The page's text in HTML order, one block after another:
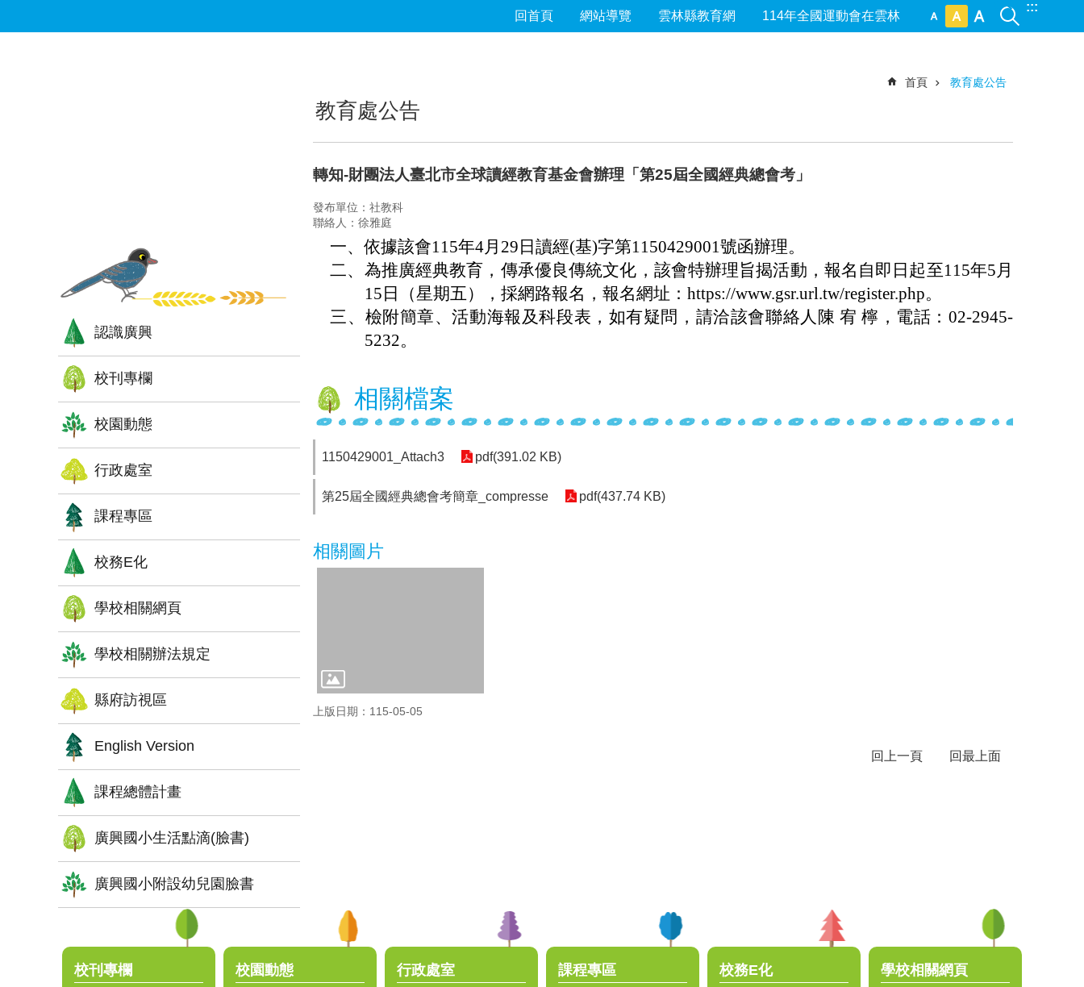
:::
回首頁 網站導覽 雲林縣教育網 114年全國運動會在雲林
認識廣興
校刊專欄
校園動態
行政處室
課程專區
校務E化
學校相關網頁
學校相關辦法規定
縣府訪視區
English Version
課程總體計畫
廣興國小生活點滴(臉書)
廣興國小附設幼兒園臉書
首頁 教育處公告
教育處公告
轉知-財團法人臺北市全球讀經教育基金會辦理「第25屆全國經典總會考」
發布單位：社教科
聯絡人：徐雅庭
一、依據該會115年4月29日讀經(基)字第1150429001號函辦理。
二、 為推廣經典教育，傳承優良傳統文化，該會特辦理旨揭活動， 報名自即日起至115年5月
15日（星期五），採網路報名，報名網址：https://www.gsr.url.tw/register.php。
三、檢附簡章、活動海報及科段表，如有疑問，請洽該會聯絡人陳 宥 檸，電話：02-2945-
5232。
相關檔案
1150429001_Attach3 pdf(391.02 KB)
第25屆全國經典總會考簡章_compresse pdf(437.74 KB)
相關圖片
上版日期：115-05-05
回上一頁 回最上面
校刊專欄 校園動態 行政處室 課程專區 校務E化 學校相關網頁